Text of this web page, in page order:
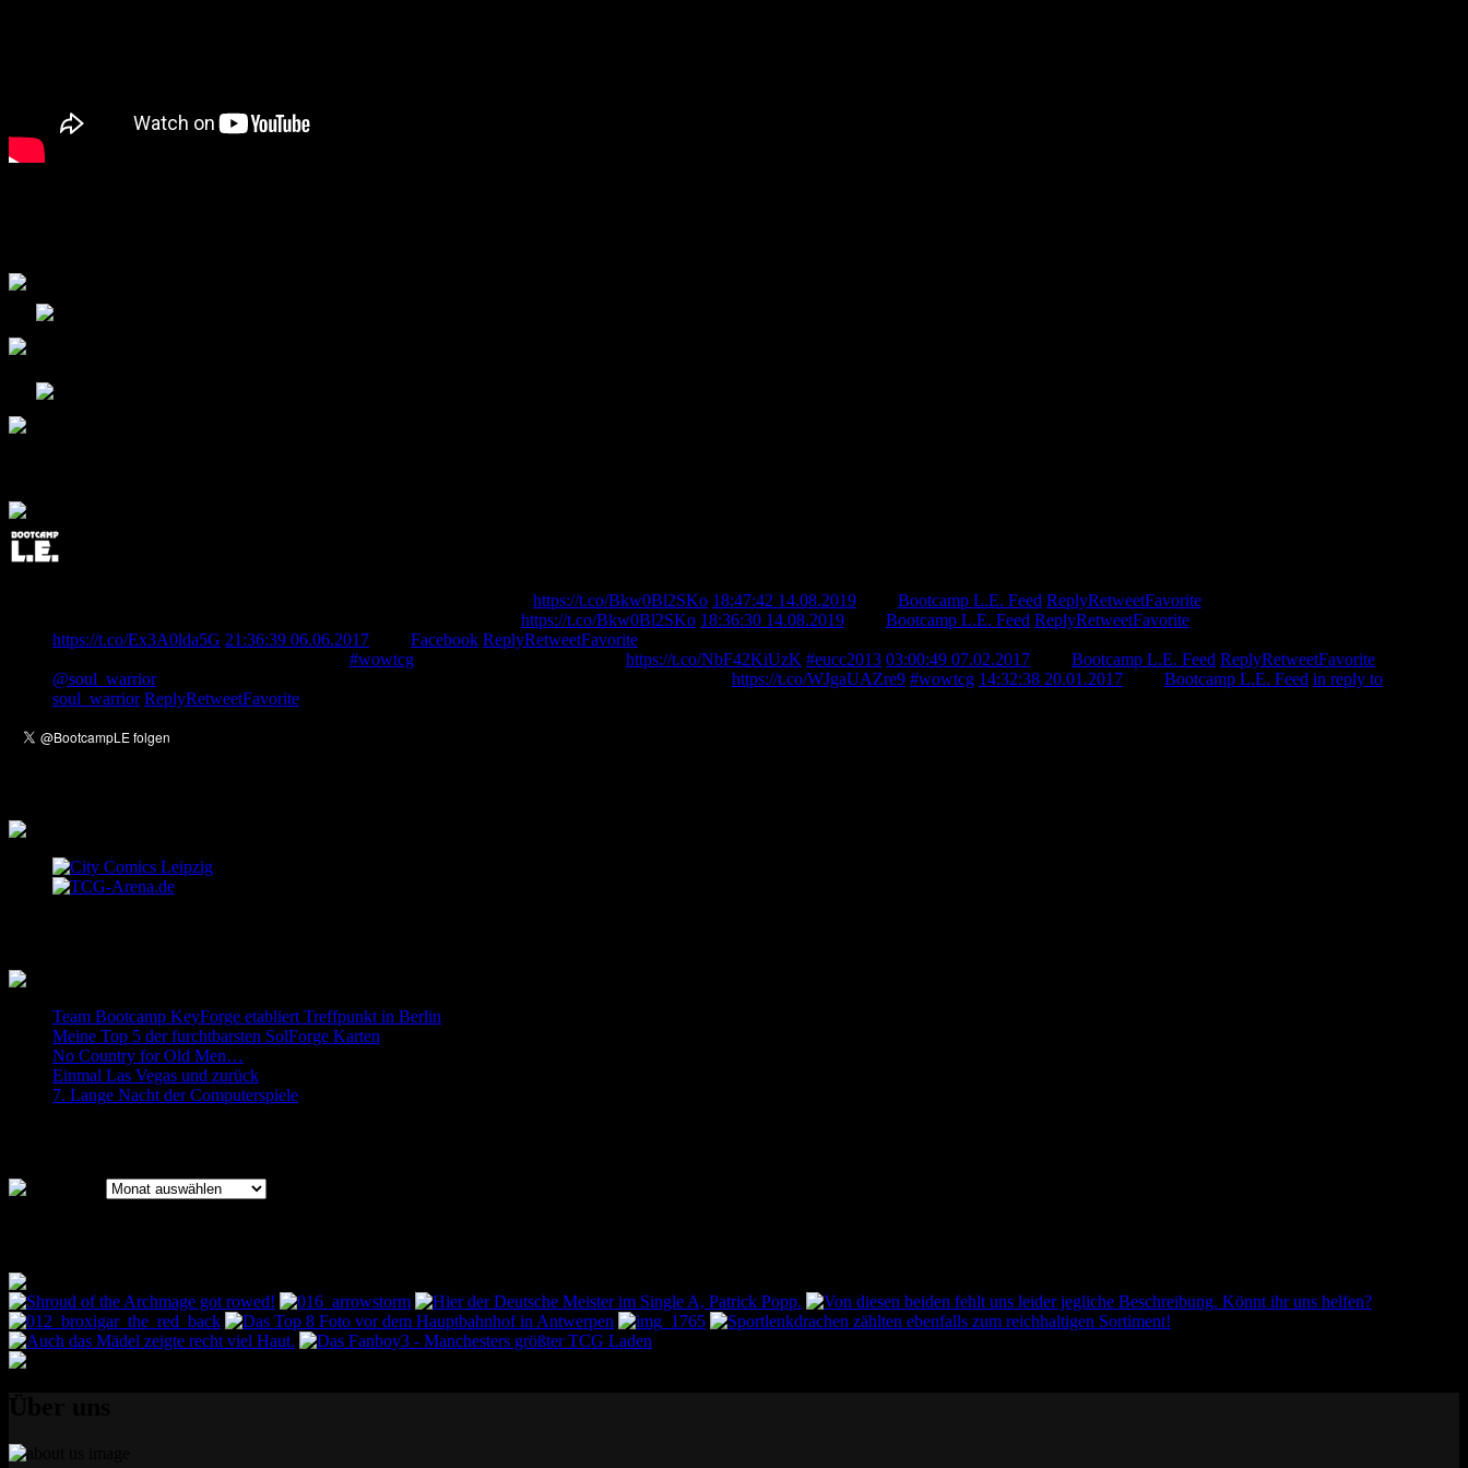
https://t.co/Bkw0Bl2SKo 18:47:42 14.08.2019 Bootcamp L.E. Feed ReplyRetweetFavorite
https://t.co/Bkw0Bl2SKo 18:36:30 14.08.2019 Bootcamp L.E. Feed ReplyRetweetFavorite
https://t.co/Ex3A0lda5G 21:36:39 06.06.2017 Facebook ReplyRetweetFavorite
#wowtcg https://t.co/NbF42KiUzK #eucc2013 03:00:49 07.02.2017 Bootcamp L.E. Feed ReplyRetweetFavorite
@soul_warriorberichtet von seinem Trip nach Las Vegas, wo er bei der NACC mitgespielt hatte - https://t.co/WJgaUAZre9 #wowtcg 14:32:38 20.01.2017 Bootcamp L.E. Feed in reply to
soul_warrior ReplyRetweetFavorite
Team Bootcamp KeyForge etabliert Treffpunkt in Berlin
Meine Top 5 der furchtbarsten SolForge Karten
No Country for Old Men…
Einmal Las Vegas und zurück
7. Lange Nacht der Computerspiele
Archiv